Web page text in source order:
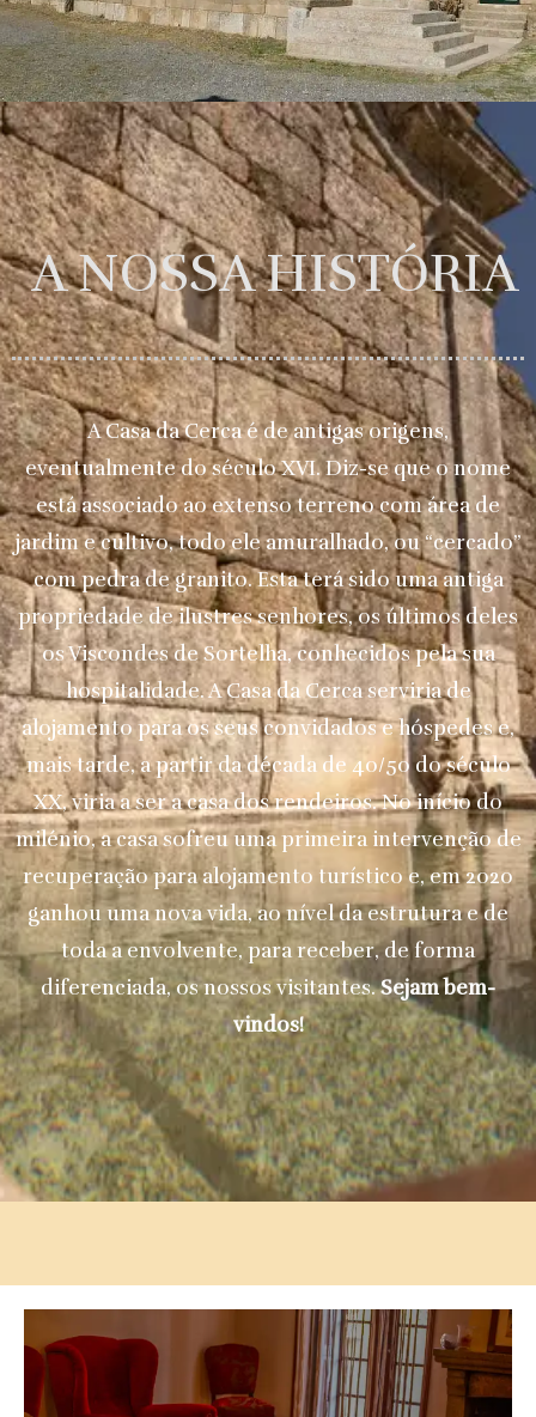
A NOSSA HISTÓRIA
A Casa da Cerca é de antigas origens,
eventualmente do século XVI. Diz-se que o nome
está associado ao extenso terreno com área de
jardim e cultivo, todo ele amuralhado, ou “cercado”
com pedra de granito. Esta terá sido uma antiga
propriedade de ilustres senhores, os últimos deles
os Viscondes de Sortelha, conhecidos pela sua
hospitalidade. A Casa da Cerca serviria de
alojamento para os seus convidados e hóspedes e,
mais tarde, a partir da década de 40/50 do século
XX, viria a ser a casa dos rendeiros. No início do
milénio, a casa sofreu uma primeira intervenção de
recuperação para alojamento turístico e, em 2020
ganhou uma nova vida, ao nível da estrutura e de
toda a envolvente, para receber, de forma
diferenciada, os nossos visitantes.Sejam bem-
vindos!